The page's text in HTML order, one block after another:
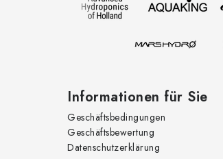
Informationen für Sie
Geschäftsbedingungen
Geschäftsbewertung
Datenschutzerklärung